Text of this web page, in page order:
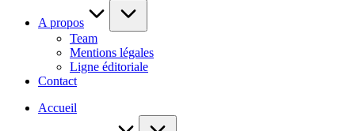
A propos
Team
Mentions légales
Ligne éditoriale
Contact
Accueil